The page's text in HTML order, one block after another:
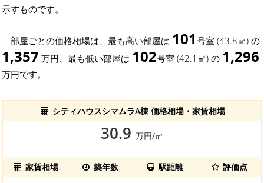
示すものです。
部屋ごとの価格相場は、最も高い部屋は 101 号室 (43.8㎡) の
1,357 万円、最も低い部屋は 102号室 (42.1㎡) の 1,296
万円です。
シティハウスシマムラA棟 価格相場・家賃相場
30.9 万円/㎡
家賃相場 築年数 駅距離 評価点